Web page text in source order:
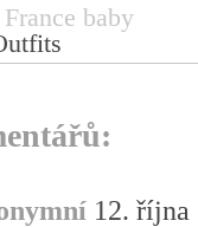
France baby
12. října